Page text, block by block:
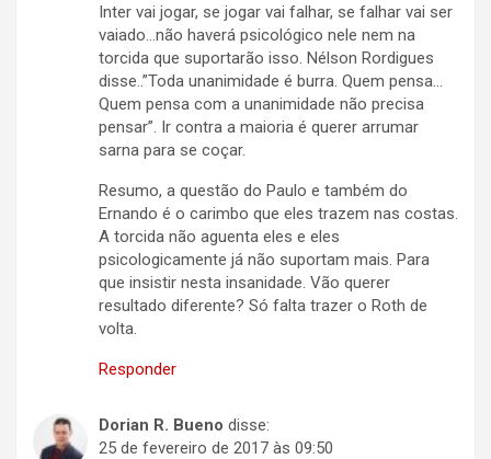
Inter vai jogar, se jogar vai falhar, se falhar vai ser
vaiado…não haverá psicológico nele nem na
torcida que suportarão isso. Nélson Rordigues
disse..”Toda unanimidade é burra. Quem pensa…
Quem pensa com a unanimidade não precisa
pensar”. Ir contra a maioria é querer arrumar
sarna para se coçar.
Resumo, a questão do Paulo e também do
Ernando é o carimbo que eles trazem nas costas.
A torcida não aguenta eles e eles
psicologicamente já não suportam mais. Para
que insistir nesta insanidade. Vão querer
resultado diferente? Só falta trazer o Roth de
volta.
Responder
Dorian R. Bueno disse:
25 de fevereiro de 2017 às 09:50